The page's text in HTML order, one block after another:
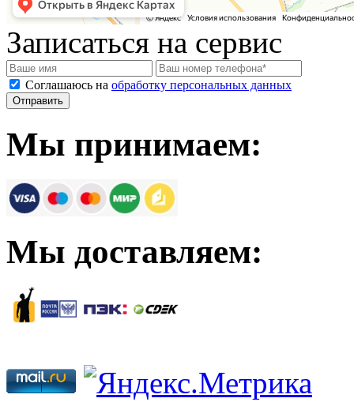
Записаться на сервис
Соглашаюсь на обработку персональных данных
Мы принимаем:
Мы доставляем: